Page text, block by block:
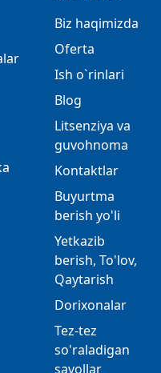
Biz haqimizda
Oferta
Ish o`rinlari
Blog
Litsenziya va
guvohnoma
Kontaktlar
Buyurtma
berish yo'li
Yetkazib
berish, To'lov,
Qaytarish
Dorixonalar
Tez-tez
so'raladigan
savollar